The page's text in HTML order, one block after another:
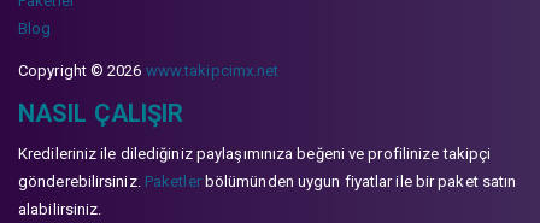
Blog
Copyright © 2026 www.takipcimx.net
NASIL ÇALIŞIR
Kredileriniz ile dilediğiniz paylaşımınıza beğeni ve profilinize takipçi
gönderebilirsiniz. Paketlerbölümünden uygun fiyatlar ile bir paket satın
alabilirsiniz.